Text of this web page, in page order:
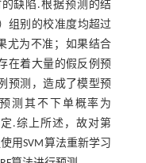
缺陷.根据预测的结
组别的校准度均超过
尤为不准；如果结合
在着大量的假反例预
预测，造成了模型预
测其不下单概率为
.综上所述，故对第
用SVM算法重新学习